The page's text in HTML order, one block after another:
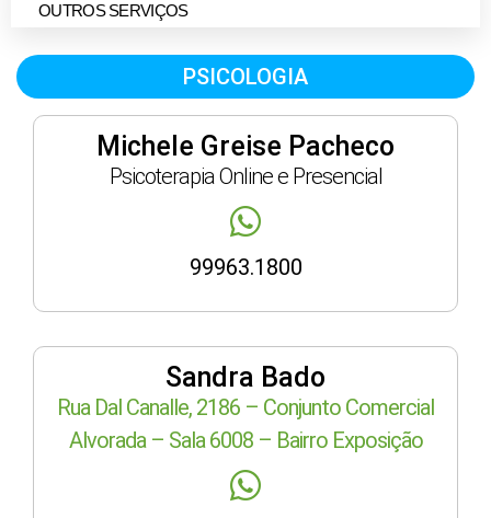
OUTROS SERVIÇOS
PSICOLOGIA
Michele Greise Pacheco
Psicoterapia Online e Presencial
99963.1800
Sandra Bado
Rua Dal Canalle, 2186 – Conjunto Comercial
Alvorada – Sala 6008 – Bairro Exposição